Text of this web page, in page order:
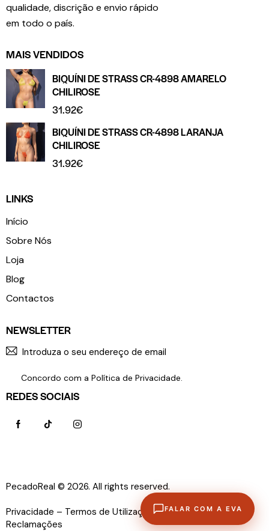
qualidade, discrição e envio rápido
em todo o país.
MAIS VENDIDOS
BIQUÍNI DE STRASS CR-4898 AMARELO
CHILIROSE
31.92€
BIQUÍNI DE STRASS CR-4898 LARANJA
CHILIROSE
31.92€
LINKS
Início
Sobre Nós
Loja
Blog
Contactos
NEWSLETTER
Concordo com a Política de Privacidade.
REDES SOCIAIS
PecadoReal © 2026. All rights reserved.
Privacidade – Termos de Utilização –Livro de
Reclamações
FALAR COM A EVA